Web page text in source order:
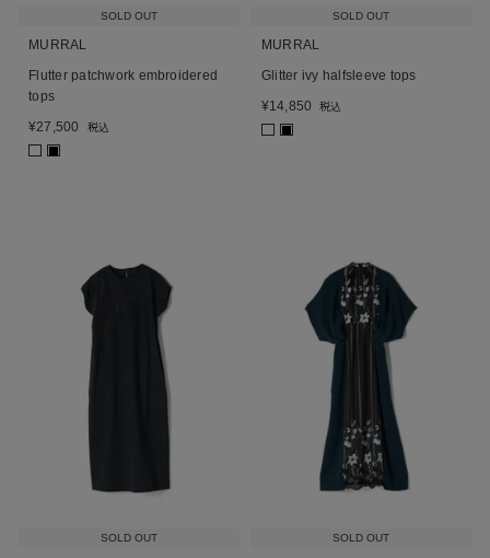
SOLD OUT
MURRAL
Flutter patchwork embroidered
tops
¥27,500 税込
■
SOLD OUT
MURRAL
Glitter ivy halfsleeve tops
¥14,850 税込
■
SOLD OUT SOLD OUT